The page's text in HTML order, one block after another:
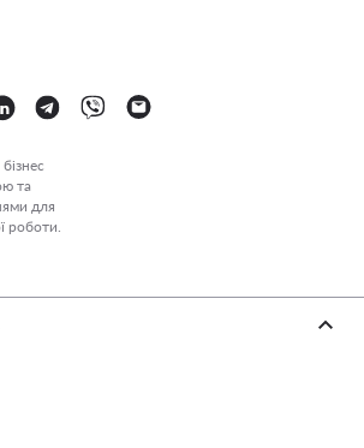
та
для
роботи.